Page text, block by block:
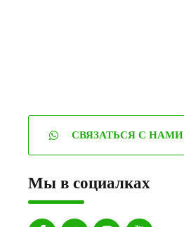
СВЯЗАТЬСЯ С НАМИ
Мы в социалках